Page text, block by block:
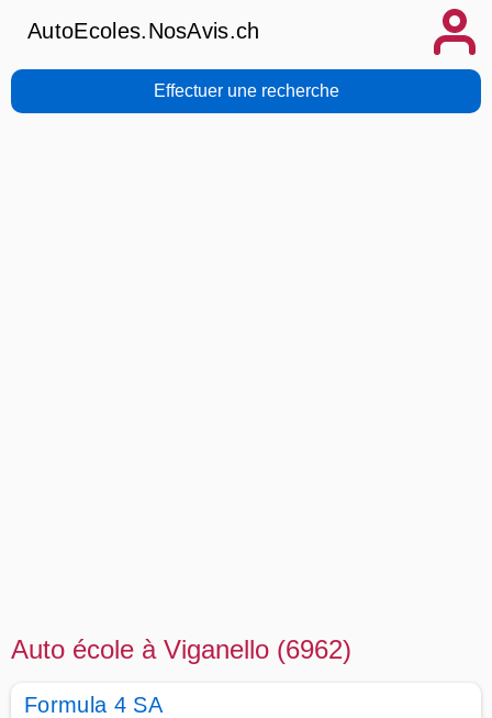
AutoEcoles.NosAvis.ch
Effectuer une recherche
Auto école à Viganello (6962)
Formula 4 SA